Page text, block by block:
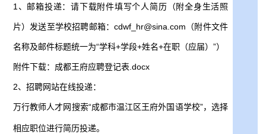
1、邮箱投递：请下载附件填写个人简历（附全身生活照
片）发送至学校招聘邮箱：cdwf_hr@sina.com（附件文件
名称及邮件标题统一为“学科+学段+姓名+在职（应届）”）
附件下载： 成都王府应聘登记表.docx
2、招聘网站在线投递：
万行教师人才网搜索“成都市温江区王府外国语学校”，选择
相应职位进行简历投递。